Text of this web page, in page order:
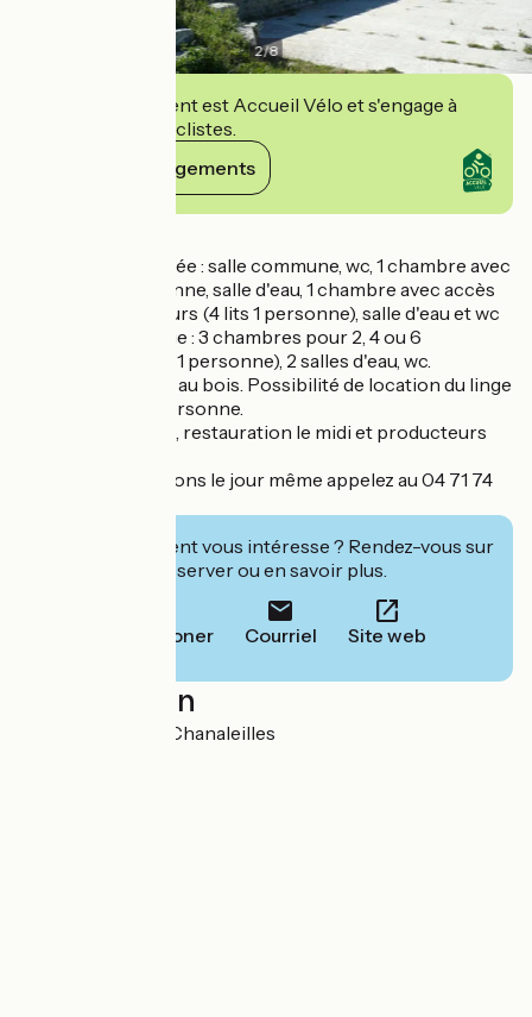
2/8
Cet établissement est Accueil Vélo et s'engage à
accueillir des cyclistes.
Voir ses engagements
Au rez-de-chaussée : salle commune, wc, 1 chambre avec
5 lits pour 1 personne, salle d'eau, 1 chambre avec accès
handicapés moteurs (4 lits 1 personne), salle d'eau et wc
privés. Au 1er étage : 3 chambres pour 2, 4 ou 6
personnes (12 lits 1 personne), 2 salles d'eau, wc.
Chauffage central au bois. Possibilité de location du linge
de toilette : 5 €/personne.
Pause gourmande, restauration le midi et producteurs
Pour les réservations le jour même appelez au 04 71 74
Cet établissement vous intéresse ? Rendez-vous sur
leur site pour réserver ou en savoir plus.
Téléphoner Courriel Site web
Localisation
le sauvage 43170 Chanaleilles